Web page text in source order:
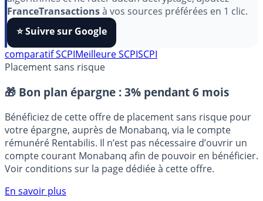
Pour soutenir le travail de notre équipe face aux
algorithmes et ne rater aucun décryptage, ajoutez
FranceTransactionsà vos sources préférées en 1 clic.
⭐️ Suivre sur Google
comparatif SCPI Meilleure SCPI
Placement sans risque
🎁 Bon plan épargne : 3% pendant 6 mois
Bénéficiez de cette offre de placement sans risque pour
votre épargne, auprès de Monabanq, via le compte
rémunéré Rentabilis. Il n’est pas nécessaire d’ouvrir un
compte courant Monabanq afin de pouvoir en bénéficier.
Voir conditions sur la page dédiée à cette offre.